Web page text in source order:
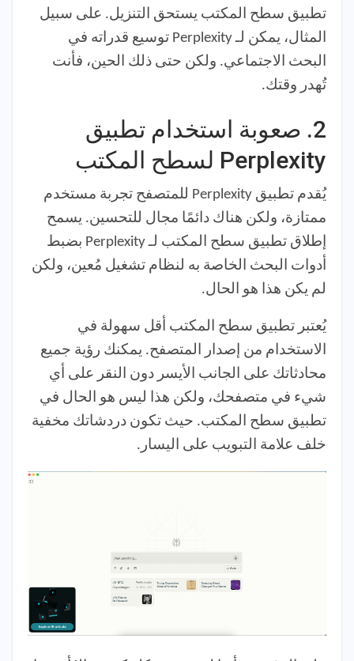
تطبيق سطح المكتب يستحق التنزيل. على سبيل
المثال، يمكن لـ Perplexity توسيع قدراته في
البحث الاجتماعي. ولكن حتى ذلك الحين، فأنت
تُهدر وقتك.
2. صعوبة استخدام تطبيق
Perplexity لسطح المكتب
يُقدم تطبيق Perplexity للمتصفح تجربة مستخدم
ممتازة، ولكن هناك دائمًا مجال للتحسين. يسمح
إطلاق تطبيق سطح المكتب لـ Perplexity بضبط
أدوات البحث الخاصة به لنظام تشغيل مُعين، ولكن
لم يكن هذا هو الحال.
يُعتبر تطبيق سطح المكتب أقل سهولة في
الاستخدام من إصدار المتصفح. يمكنك رؤية جميع
محادثاتك على الجانب الأيسر دون النقر على أي
شيء في متصفحك، ولكن هذا ليس هو الحال في
تطبيق سطح المكتب. حيث تكون دردشاتك مخفية
خلف علامة التبويب على اليسار.